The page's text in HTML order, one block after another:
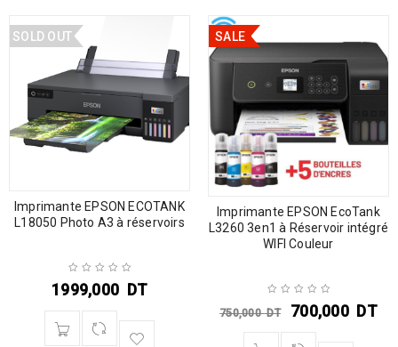
SOLD OUT
Imprimante EPSON ECOTANK
L18050 Photo A3 à réservoirs
1999,000 DT
SALE
Imprimante EPSON EcoTank
L3260 3en1 à Réservoir intégré
WIFI Couleur
750,000DT 700,000 DT